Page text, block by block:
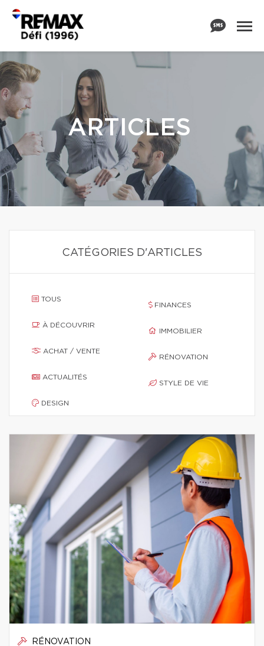
ARTICLES
CATÉGORIES D'ARTICLES
TOUS
À DÉCOUVRIR
ACHAT / VENTE
ACTUALITÉS
DESIGN
FINANCES
IMMOBILIER
RÉNOVATION
STYLE DE VIE
RÉNOVATION